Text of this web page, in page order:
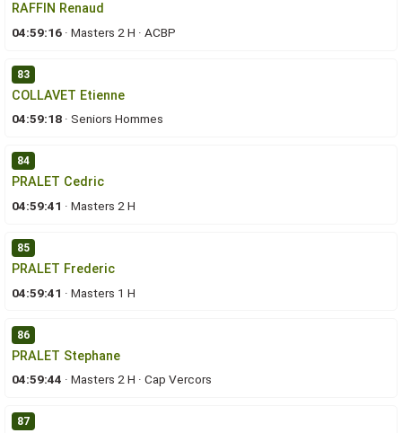
RAFFIN Renaud
04:59:16 ·Masters 2 H ·ACBP
83
COLLAVET Etienne
04:59:18 ·Seniors Hommes
84
PRALET Cedric
04:59:41 ·Masters 2 H
85
PRALET Frederic
04:59:41 ·Masters 1 H
86
PRALET Stephane
04:59:44 ·Masters 2 H ·Cap Vercors
87